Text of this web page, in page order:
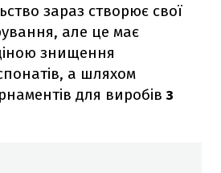
зараз створює свої
але це має
знищення
а шляхом
для виробівз